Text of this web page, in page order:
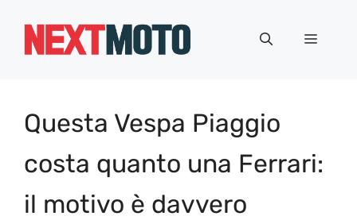
Menu
Questa Vespa Piaggio
costa quanto una Ferrari:
il motivo è davvero